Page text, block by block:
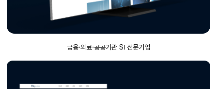
금융·의료·공공기관 SI 전문기업